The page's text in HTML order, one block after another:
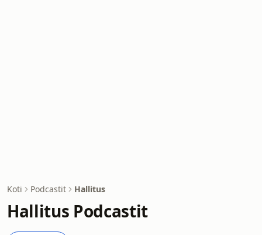
Koti Podcastit Hallitus
Hallitus Podcastit